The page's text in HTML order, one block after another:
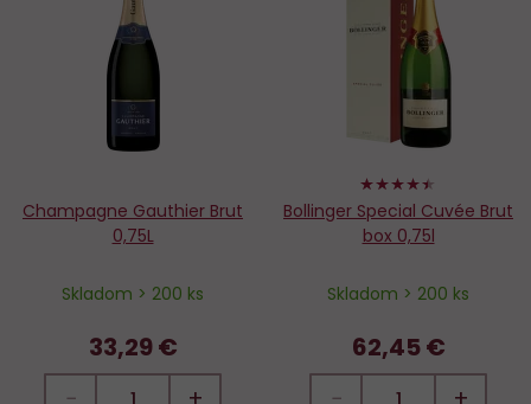
Champagne Gauthier Brut
0,75L
Skladom > 200 ks
33,29 €
obľúbených
88%
Bollinger Special Cuvée Brut
box 0,75l
Skladom > 200 ks
62,45 €